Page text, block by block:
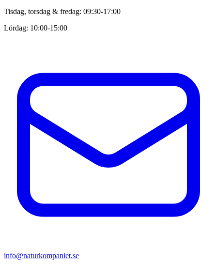
Tisdag, torsdag & fredag: 09:30-17:00
Lördag: 10:00-15:00
info@naturkompaniet.se